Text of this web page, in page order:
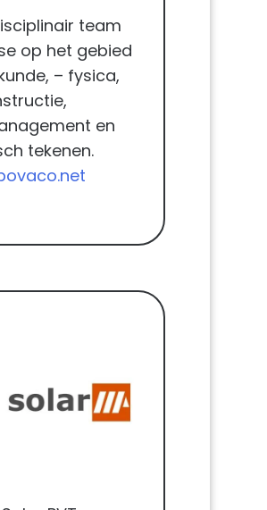
team
op het gebied
– fysica,
en
tekenen.